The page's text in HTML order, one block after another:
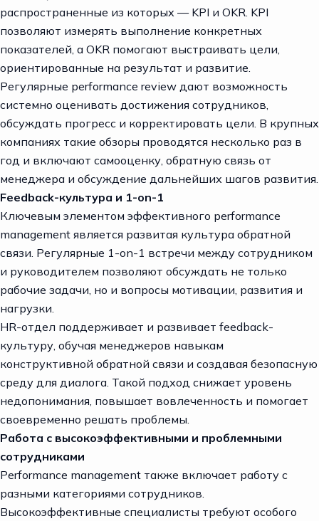
распространенные из которых — KPI и OKR. KPI
позволяют измерять выполнение конкретных
показателей, а OKR помогают выстраивать цели,
ориентированные на результат и развитие.
Регулярные performance review дают возможность
системно оценивать достижения сотрудников,
обсуждать прогресс и корректировать цели. В крупных
компаниях такие обзоры проводятся несколько раз в
год и включают самооценку, обратную связь от
менеджера и обсуждение дальнейших шагов развития.
Feedback-культура и 1-on-1
Ключевым элементом эффективного performance
management является развитая культура обратной
связи. Регулярные 1-on-1 встречи между сотрудником
и руководителем позволяют обсуждать не только
рабочие задачи, но и вопросы мотивации, развития и
нагрузки.
HR-отдел поддерживает и развивает feedback-
культуру, обучая менеджеров навыкам
конструктивной обратной связи и создавая безопасную
среду для диалога. Такой подход снижает уровень
недопонимания, повышает вовлеченность и помогает
своевременно решать проблемы.
Работа с высокоэффективными и проблемными
сотрудниками
Performance management также включает работу с
разными категориями сотрудников.
Высокоэффективные специалисты требуют особого